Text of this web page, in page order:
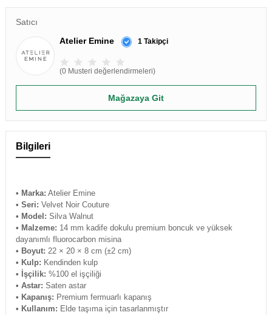
Satıcı
Atelier Emine
1 Takipçi
(0 Musteri değerlendirmeleri)
Mağazaya Git
Bilgileri
• Marka: Atelier Emine
• Seri: Velvet Noir Couture
• Model: Silva Walnut
• Malzeme: 14 mm kadife dokulu premium boncuk ve yüksek
dayanımlı fluorocarbon misina
• Boyut: 22 × 20 × 8 cm (±2 cm)
• Kulp: Kendinden kulp
• İşçilik: %100 el işçiliği
• Astar: Saten astar
• Kapanış: Premium fermuarlı kapanış
• Kullanım: Elde taşıma için tasarlanmıştır